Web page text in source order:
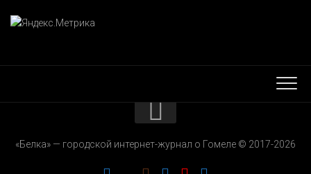
РЕКЛАМОДАТЕЛЯМ
«Белка» — городской интернет-журнал о Гомеле © 2017-2026